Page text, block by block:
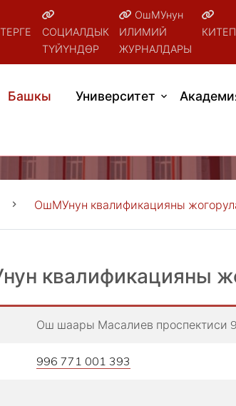
СОЦИАЛДЫК
ТҮЙҮНДӨР
ОшМУнун
ИЛИМИЙ
ЖУРНАЛДАРЫ
Башкы Университет
ОшМУнун квалификацияны
квалификацияны
Ош шаары Масалиев проспектиси
996 771 001 393